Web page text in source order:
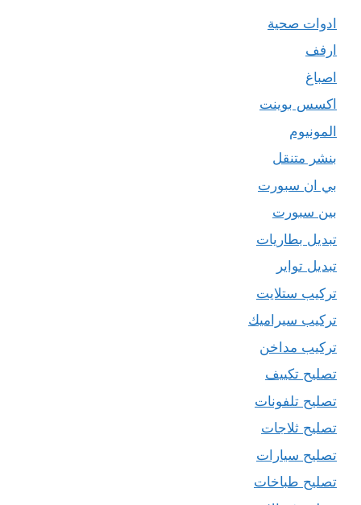
ادوات صحية
ارفف
اصباغ
اكسس بوينت
المونيوم
بنشر متنقل
بي ان سبورت
بين سبورت
تبديل بطاريات
تبديل تواير
تركيب ستلايت
تركيب سيراميك
تركيب مداخن
تصليح تكييف
تصليح تلفونات
تصليح ثلاجات
تصليح سيارات
تصليح طباخات